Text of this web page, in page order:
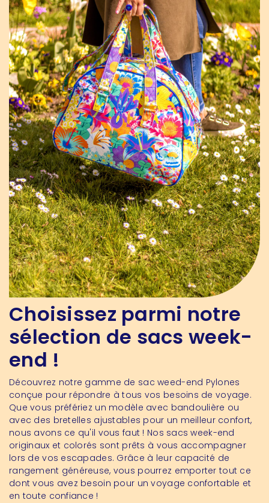
Choisissez parmi notre
sélection de sacs week-
end !
Découvrez notre gamme de sac weed-end Pylones
conçue pour répondre à tous vos besoins de voyage.
Que vous préfériez un modèle avec bandoulière ou
avec des bretelles ajustables pour un meilleur confort,
nous avons ce qu'il vous faut ! Nos sacs week-end
originaux et colorés sont prêts à vous accompagner
lors de vos escapades. Grâce à leur capacité de
rangement généreuse, vous pourrez emporter tout ce
dont vous avez besoin pour un voyage confortable et
en toute confiance !